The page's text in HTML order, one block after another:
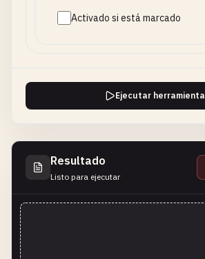
Activado si está marcado
Ejecutar herramienta
Resultado
Listo para ejecutar